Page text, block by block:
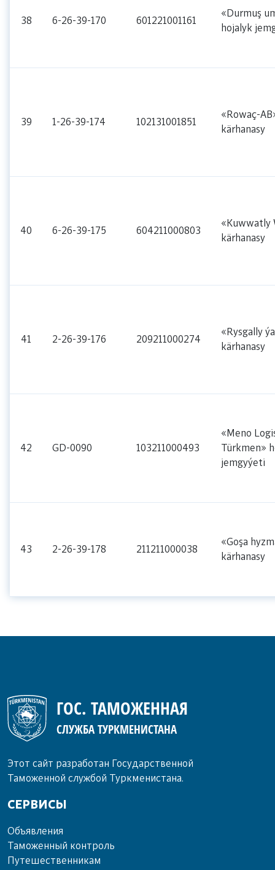
38 6-26-39-170 601221001161
«Durmuş
hojalyk
39 1-26-39-174 102131001851
«Rowaç-
kärhanasy
40 6-26-39-175 604211000803
«Kuwwatly
kärhanasy
41 2-26-39-176 209211000274
«Rysgally
kärhanasy
42 GD-0090 103211000493
«Meno
Türkmen»
jemgyýeti
43 2-26-39-178 211211000038
«Goşa
kärhanasy
ГОС. ТАМОЖЕННАЯ
СЛУЖБА ТУРКМЕНИСТАНА
Этот сайт разработан Государственной
Таможенной службой Туркменистана.
СЕРВИСЫ
Объ­яв­ле­ния
Та­мо­жен­ный кон­троль
Пу­те­шест­вен­ни­кам